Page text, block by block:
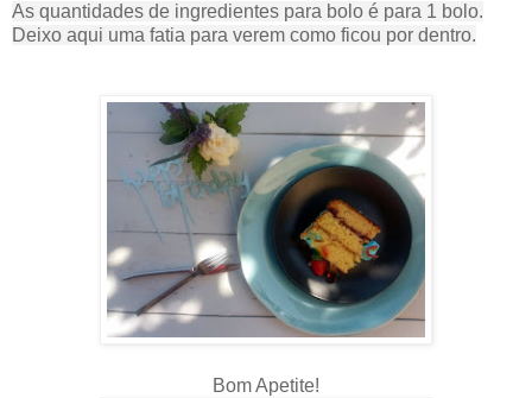
As quantidades de ingredientes para bolo é para 1 bolo.
Deixo aqui uma fatia para verem como ficou por dentro.
Bom Apetite!